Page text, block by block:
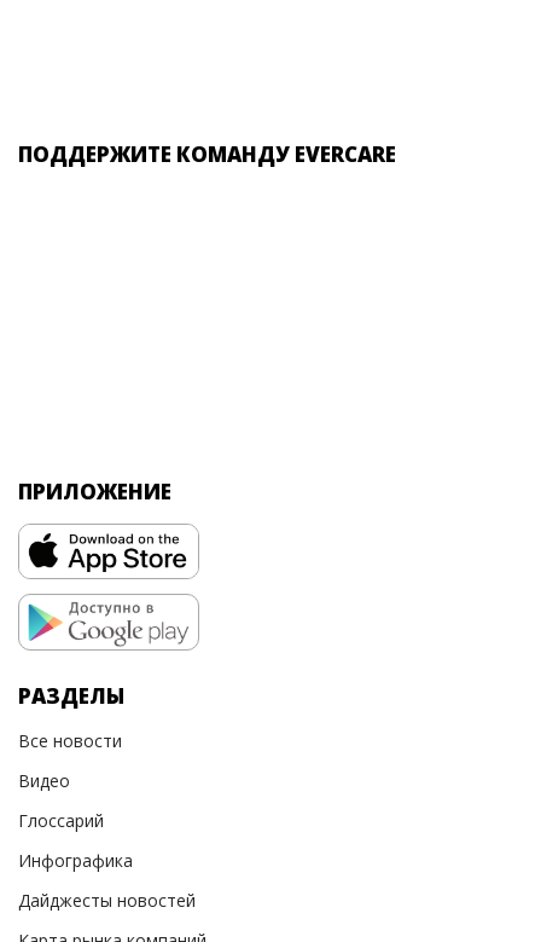
ПОДДЕРЖИТЕ КОМАНДУ EVERCARE
ПРИЛОЖЕНИЕ
РАЗДЕЛЫ
Все новости
Видео
Глоссарий
Инфографика
Дайджесты новостей